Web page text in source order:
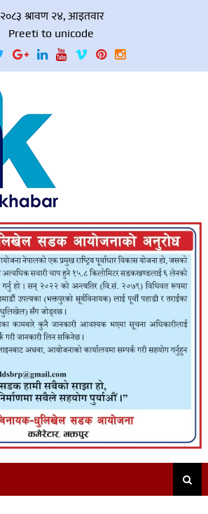
२०८३ श्रावण २४, आइतवार
Preeti to unicode